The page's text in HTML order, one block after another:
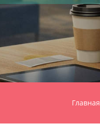
Главная